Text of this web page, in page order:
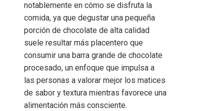
notablemente en cómo se disfruta la
comida, ya que degustar una pequeña
porción de chocolate de alta calidad
suele resultar más placentero que
consumir una barra grande de chocolate
procesado, un enfoque que impulsa a
las personas a valorar mejor los matices
de sabor y textura mientras favorece una
alimentación más consciente.